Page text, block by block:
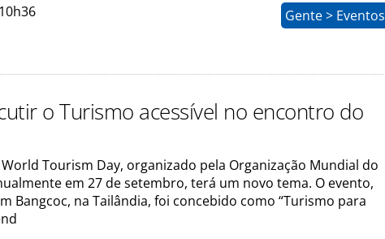
Gente > Eventos
o Turismo acessível no encontro do
Tourism Day, organizado pela Organização Mundial do
em 27 de setembro, terá um novo tema. O evento,
Bangcoc, na Tailândia, foi concebido como “Turismo para